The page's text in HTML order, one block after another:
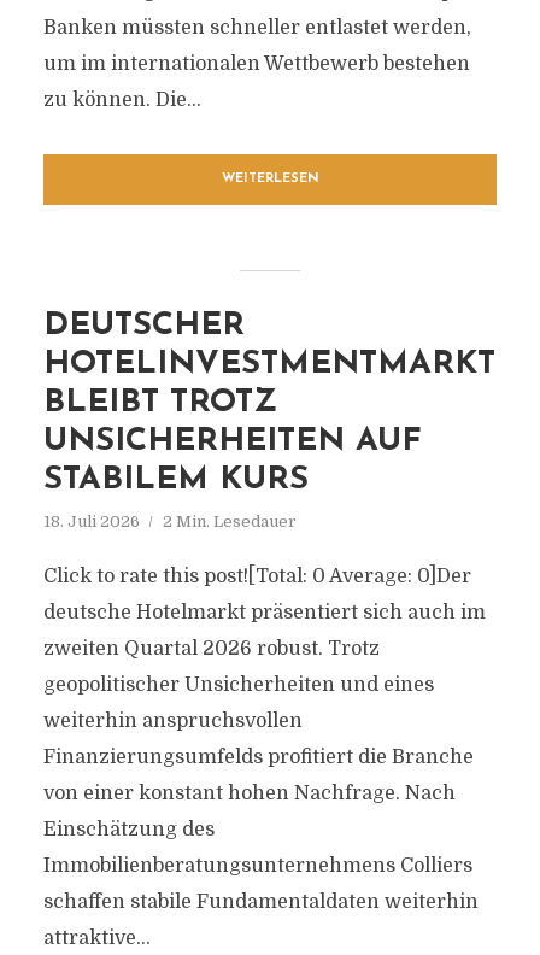
Banken müssten schneller entlastet werden,
um im internationalen Wettbewerb bestehen
zu können. Die...
WEITERLESEN
DEUTSCHER
HOTELINVESTMENTMARKT
BLEIBT TROTZ
UNSICHERHEITEN AUF
STABILEM KURS
18. Juli 2026 2 Min. Lesedauer
Click to rate this post![Total: 0 Average: 0]Der
deutsche Hotelmarkt präsentiert sich auch im
zweiten Quartal 2026 robust. Trotz
geopolitischer Unsicherheiten und eines
weiterhin anspruchsvollen
Finanzierungsumfelds profitiert die Branche
von einer konstant hohen Nachfrage. Nach
Einschätzung des
Immobilienberatungsunternehmens Colliers
schaffen stabile Fundamentaldaten weiterhin
attraktive...